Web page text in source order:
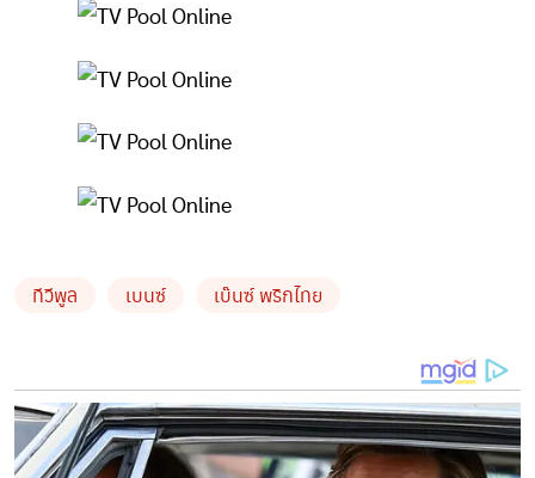
ทีวีพูล เบนซ์ เบ๊นซ์ พริกไทย